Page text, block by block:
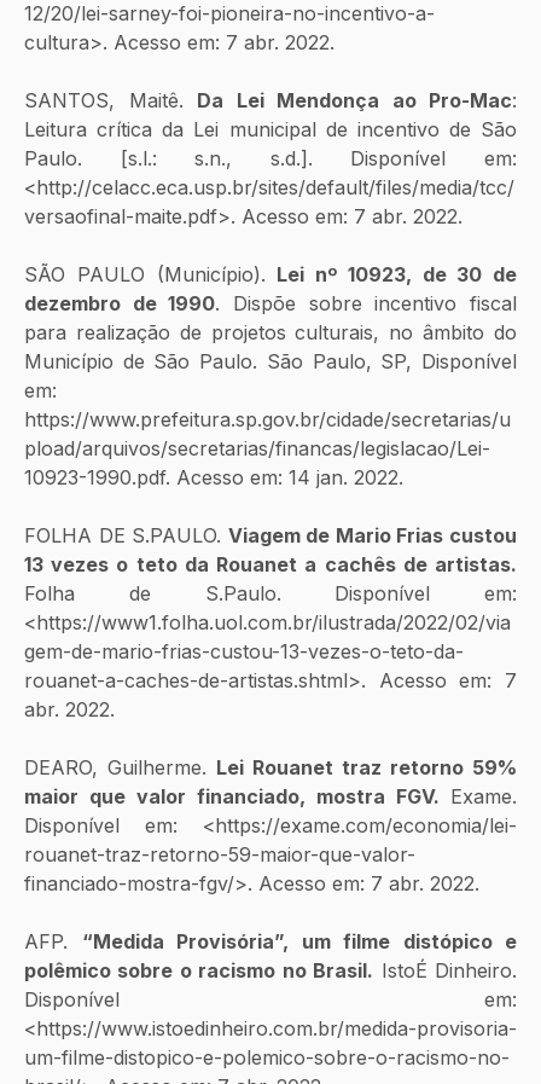
12/20/lei-sarney-foi-pioneira-no-incentivo-a-
cultura>. Acesso em: 7 abr. 2022.
SANTOS, Maitê. Da Lei Mendonça ao Pro-Mac:
Leitura crítica da Lei municipal de incentivo de São
Paulo. [s.l.: s.n., s.d.]. Disponível em:
<http://celacc.eca.usp.br/sites/default/files/media/tcc/
versaofinal-maite.pdf>. Acesso em: 7 abr. 2022.
SÃO PAULO (Município). Lei nº 10923, de 30 de
dezembro de 1990. Dispõe sobre incentivo fiscal
para realização de projetos culturais, no âmbito do
Município de São Paulo. São Paulo, SP, Disponível
em:
https://www.prefeitura.sp.gov.br/cidade/secretarias/u
pload/arquivos/secretarias/financas/legislacao/Lei-
10923-1990.pdf. Acesso em: 14 jan. 2022.
FOLHA DE S.PAULO. Viagem de Mario Frias custou
13 vezes o teto da Rouanet a cachês de artistas.
Folha de S.Paulo. Disponível em:
<https://www1.folha.uol.com.br/ilustrada/2022/02/via
gem-de-mario-frias-custou-13-vezes-o-teto-da-
rouanet-a-caches-de-artistas.shtml>. Acesso em: 7
abr. 2022.
DEARO, Guilherme. Lei Rouanet traz retorno 59%
maior que valor financiado, mostra FGV. Exame.
Disponível em: <https://exame.com/economia/lei-
rouanet-traz-retorno-59-maior-que-valor-
financiado-mostra-fgv/>. Acesso em: 7 abr. 2022.
AFP. “Medida Provisória”, um filme distópico e
polêmico sobre o racismo no Brasil. IstoÉ Dinheiro.
Disponível em:
<https://www.istoedinheiro.com.br/medida-provisoria-
um-filme-distopico-e-polemico-sobre-o-racismo-no-